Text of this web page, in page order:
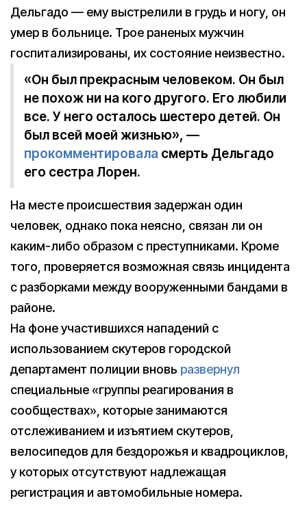
Дельгадо — ему выстрелили в грудь и ногу, он
умер в больнице. Трое раненых мужчин
госпитализированы, их состояние неизвестно.
«Он был прекрасным человеком. Он был
не похож ни на кого другого. Его любили
все. У него осталось шестеро детей. Он
был всей моей жизнью», —
прокомментировала смерть Дельгадо
его сестра Лорен.
На месте происшествия задержан один
человек, однако пока неясно, связан ли он
каким-либо образом с преступниками. Кроме
того, проверяется возможная связь инцидента
с разборками между вооруженными бандами в
районе.
На фоне участившихся нападений с
использованием скутеров городской
департамент полиции вновь развернул
специальные «группы реагирования в
сообществах», которые занимаются
отслеживанием и изъятием скутеров,
велосипедов для бездорожья и квадроциклов,
у которых отсутствуют надлежащая
регистрация и автомобильные номера.